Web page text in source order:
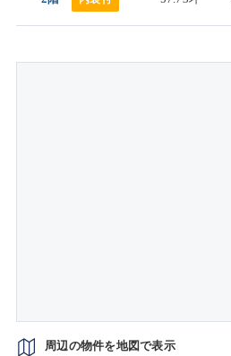
周辺の物件を地図で表示